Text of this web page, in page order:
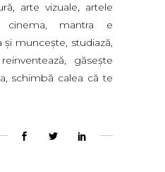
arte vizuale, artele
cinema, mantra e
munceşte, studiază,
găseşte
schimbă calea că te